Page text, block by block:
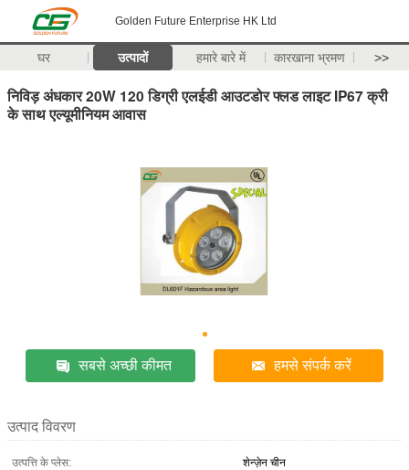
Golden Future Enterprise HK Ltd
घर उत्पादों हमारे बारे में कारखाना भ्रमण >>
निविड़ अंधकार 20W 120 डिग्री एलईडी आउटडोर फ्लड लाइट IP67 क्री
के साथ एल्यूमीनियम आवास
सबसे अच्छी कीमत हमसे संपर्क करें
उत्पाद विवरण
उत्पत्ति के प्लेस:
शेन्ज़ेन चीन